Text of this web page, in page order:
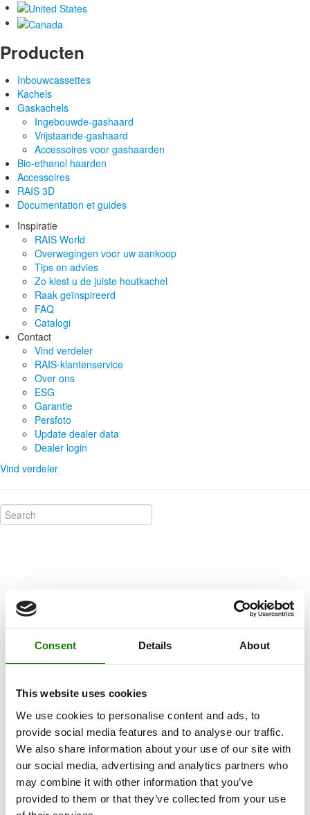
Consent Details About
This website uses cookies
We use cookies to personalise content and ads, to
provide social media features and to analyse our traffic.
We also share information about your use of our site with
our social media, advertising and analytics partners who
may combine it with other information that you’ve
provided to them or that they’ve collected from your use
Producten
Inbouwcassettes
Kachels
Gaskachels
Ingebouwde-gashaard
Vrijstaande-gashaard
Accessoires voor gashaarden
Bio-ethanol haarden
Accessoires
RAIS 3D
Documentation et guides
Inspiratie
RAIS World
Overwegingen voor uw aankoop
Tips en advies
Zo kiest u de juiste houtkachel
Raak geïnspireerd
FAQ
Catalogi
Contact
Vind verdeler
RAIS-klantenservice
Over ons
ESG
Garantie
Persfoto
Update dealer data
Dealer login
Vind verdeler